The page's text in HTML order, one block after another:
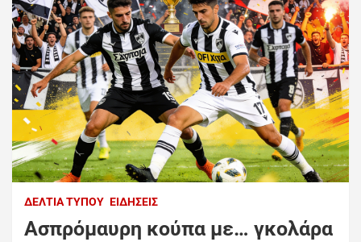
ΔΕΛΤΊΑ ΤΎΠΟΥ ΕΙΔΉΣΕΙΣ
Ασπρόμαυρη κούπα με… γκολάρα